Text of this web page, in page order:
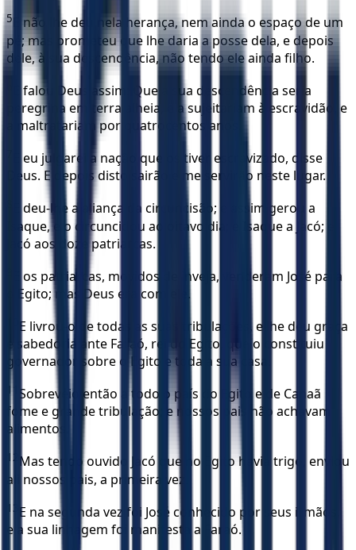
5
E não lhe deu nela herança, nem ainda o espaço de um
pé; mas prometeu que lhe daria a posse dela, e depois
dele, à sua descendência, não tendo ele ainda filho.
E falou Deus assim: Que a sua descendência seria
peregrina em terra alheia, e a sujeitariam à escravidão, e
a maltratariam por quatrocentos anos.
E eu julgarei a nação que os tiver escravizado, disse
Deus. E depois disto sairão e me servirão neste lugar.
E deu-lhe a aliança da circuncisão; e assim gerou a
Isaque, e o circuncidou ao oitavo dia; e Isaque a Jacó; e
Jacó aos doze patriarcas.
E os patriarcas, movidos de inveja, venderam José para
o Egito; mas Deus era com ele.
E livrou-o de todas as suas tribulações, e lhe deu graça
e sabedoria ante Faraó, rei do Egito, que o constituiu
governador sobre o Egito e toda a sua casa.
11
Sobreveio então a todo o país do Egito e de Canaã
fome e grande tribulação; e nossos pais não achavam
alimentos.
12 Mas tendo ouvido Jacó que no Egito havia trigo, enviou
ali nossos pais, a primeira vez.
13 E na segunda vez foi José conhecido por seus irmãos,
e a sua linhagem foi manifesta a Faraó.